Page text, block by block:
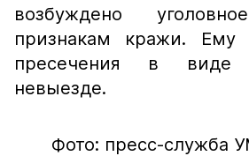
возбуждено
признакам кражи. Ему
пресечения в виде
невыезде.
Фото: пресс-служба